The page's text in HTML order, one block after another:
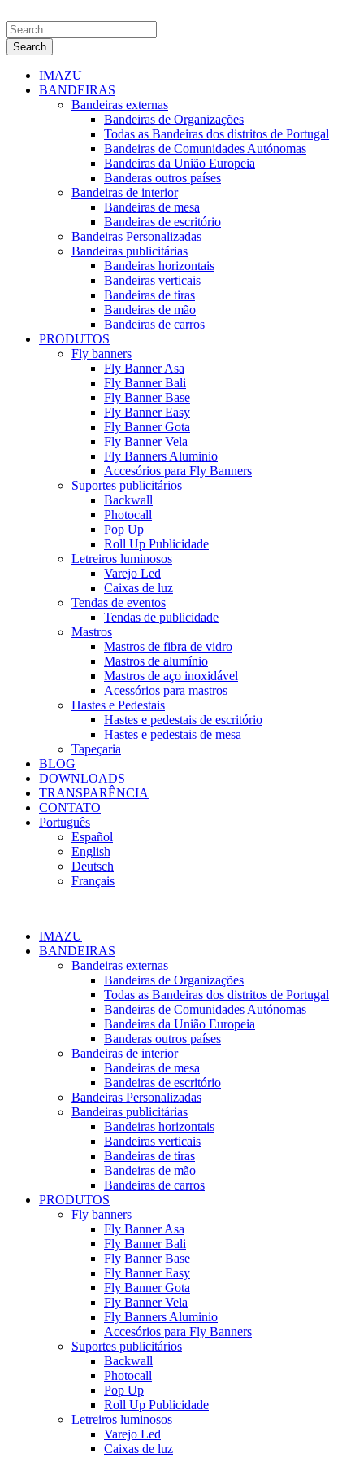
IMAZU
BANDEIRAS
Bandeiras externas
Bandeiras de Organizações
Todas as Bandeiras dos distritos de Portugal
Bandeiras de Comunidades Autónomas
Bandeiras da União Europeia
Banderas outros países
Bandeiras de interior
Bandeiras de mesa
Bandeiras de escritório
Bandeiras Personalizadas
Bandeiras publicitárias
Bandeiras horizontais
Bandeiras verticais
Bandeiras de tiras
Bandeiras de mão
Bandeiras de carros
PRODUTOS
Fly banners
Fly Banner Asa
Fly Banner Bali
Fly Banner Base
Fly Banner Easy
Fly Banner Gota
Fly Banner Vela
Fly Banners Aluminio
Accesórios para Fly Banners
Suportes publicitários
Backwall
Photocall
Pop Up
Roll Up Publicidade
Letreiros luminosos
Varejo Led
Caixas de luz
Tendas de eventos
Tendas de publicidade
Mastros
Mastros de fibra de vidro
Mastros de alumínio
Mastros de aço inoxidável
Acessórios para mastros
Hastes e Pedestais
Hastes e pedestais de escritório
Hastes e pedestais de mesa
Tapeçaria
BLOG
DOWNLOADS
TRANSPARÊNCIA
CONTATO
Português
Español
English
Deutsch
Français
IMAZU
BANDEIRAS
Bandeiras externas
Bandeiras de Organizações
Todas as Bandeiras dos distritos de Portugal
Bandeiras de Comunidades Autónomas
Bandeiras da União Europeia
Banderas outros países
Bandeiras de interior
Bandeiras de mesa
Bandeiras de escritório
Bandeiras Personalizadas
Bandeiras publicitárias
Bandeiras horizontais
Bandeiras verticais
Bandeiras de tiras
Bandeiras de mão
Bandeiras de carros
PRODUTOS
Fly banners
Fly Banner Asa
Fly Banner Bali
Fly Banner Base
Fly Banner Easy
Fly Banner Gota
Fly Banner Vela
Fly Banners Aluminio
Accesórios para Fly Banners
Suportes publicitários
Backwall
Photocall
Pop Up
Roll Up Publicidade
Letreiros luminosos
Varejo Led
Caixas de luz